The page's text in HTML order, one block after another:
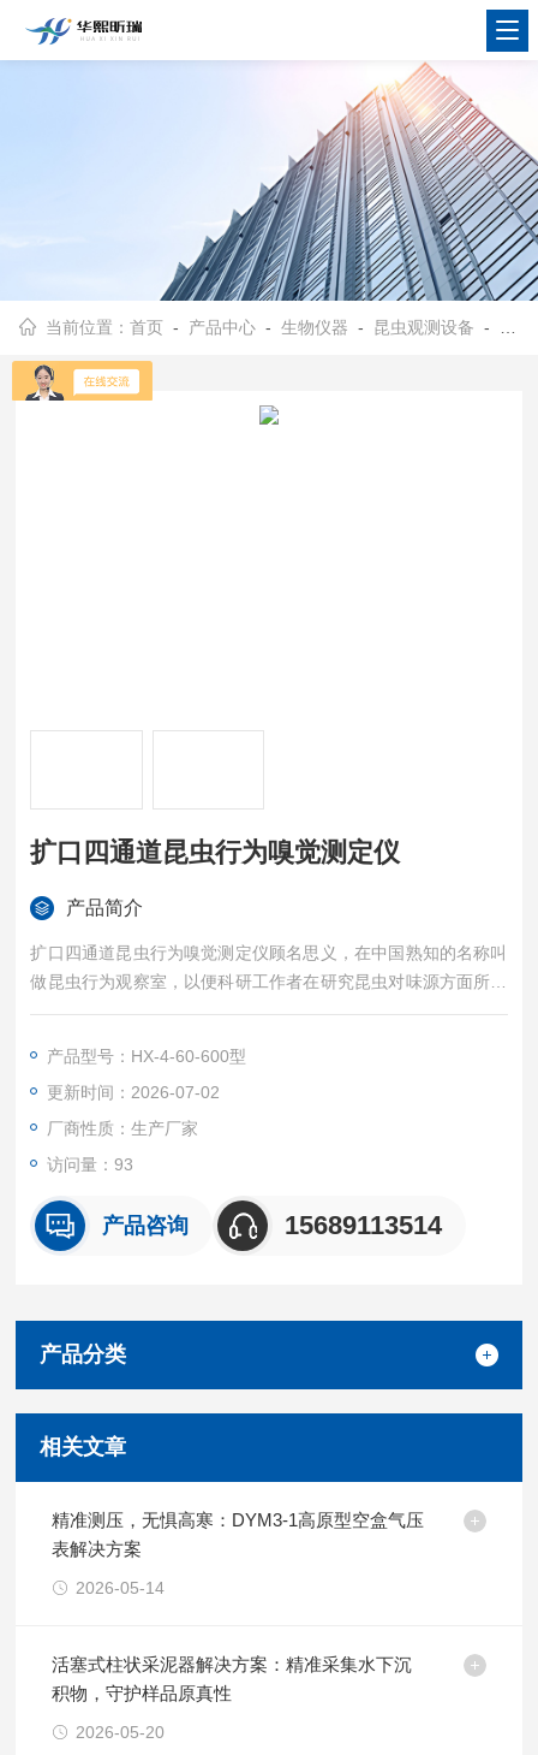
当前位置：首页 - 产品中心 -生物仪器 - 昆虫观测设备 - HX-4-60-600型扩口四通道昆虫行为嗅觉测定仪
扩口四通道昆虫行为嗅觉测定仪
产品简介
扩口四通道昆虫行为嗅觉测定仪顾名思义，在中国熟知的名称叫
做昆虫行为观察室，以便科研工作者在研究昆虫对味源方面所做
的反映，以此来判断昆虫的习性，以便对昆虫进行的预防和消除
产品型号：HX-4-60-600型
更新时间：2026-07-02
厂商性质：生产厂家
访问量：93
产品咨询 15689113514
产品分类
相关文章
精准测压，无惧高寒：DYM3-1高原型空盒气压
表解决方案
2026-05-14
活塞式柱状采泥器解决方案：精准采集水下沉
积物，守护样品原真性
2026-05-20